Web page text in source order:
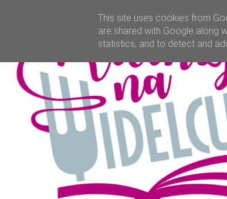
This site uses cookies from
are shared with Google along
statistics, and to detect and